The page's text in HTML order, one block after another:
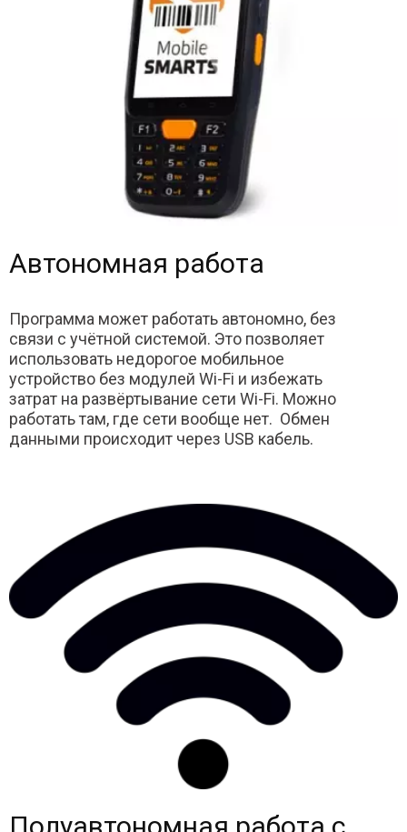
Автономная работа
Программа может работать автономно, без
связи с учётной системой. Это позволяет
использовать недорогое мобильное
устройство без модулей Wi-Fi и избежать
затрат на развёртывание сети Wi-Fi. Можно
работать там, где сети вообще нет. Обмен
данными происходит через USB кабель.